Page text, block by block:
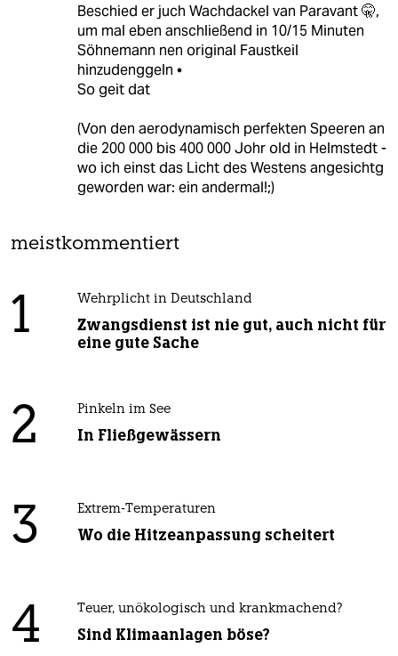
Beschied er juch Wachdackel van Paravant 🤫,
um mal eben anschließend in 10/15 Minuten
Söhnemann nen original Faustkeil
hinzudenggeln •
So geit dat
(Von den aerodynamisch perfekten Speeren an
die 200 000 bis 400 000 Johr old in Helmstedt -
wo ich einst das Licht des Westens angesichtg
geworden war: ein andermal!;)
meistkommentiert
1 Wehrplicht in Deutschland
Zwangsdienst ist nie gut, auch nicht für
eine gute Sache
2 Pinkeln im See
In Fließgewässern
3 Extrem-Temperaturen
Wo die Hitzeanpassung scheitert
4 Teuer, unökologisch und krankmachend?
Sind Klimaanlagen böse?